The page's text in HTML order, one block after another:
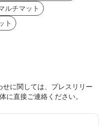
ルチマット
ト
に関しては、プレスリリー
に直接ご連絡ください。